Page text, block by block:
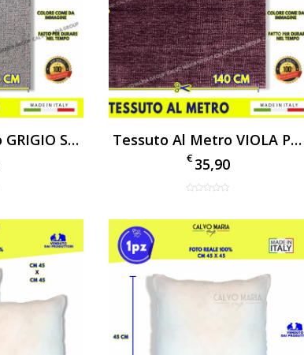
Tessuto Al Metro GRIGIO SCURO Per Tappezzeria Arredo Vellutino Per Divani E Poltrone
Tessuto Al Metro VIOLA Per Tappezzeria Arredo Vellutino Per Divani E Poltrone
35,90
€